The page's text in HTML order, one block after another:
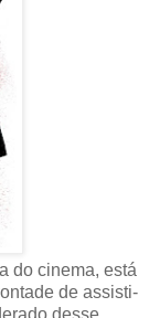
do cinema, está
de assisti-
desse